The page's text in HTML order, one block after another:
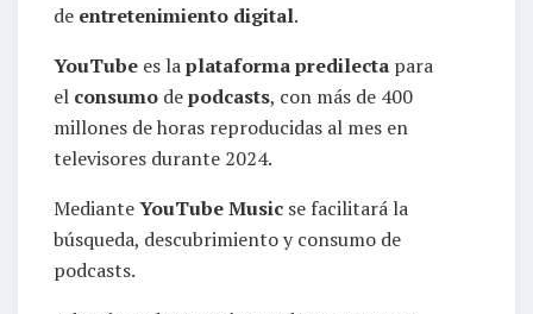
de entretenimiento digital.
YouTube es laplataforma predilecta para
el consumo depodcasts, con más de 400
millones de horas reproducidas al mes en
televisores durante 2024.
MedianteYouTube Music se facilitará la
búsqueda, descubrimiento y consumo de
podcasts.